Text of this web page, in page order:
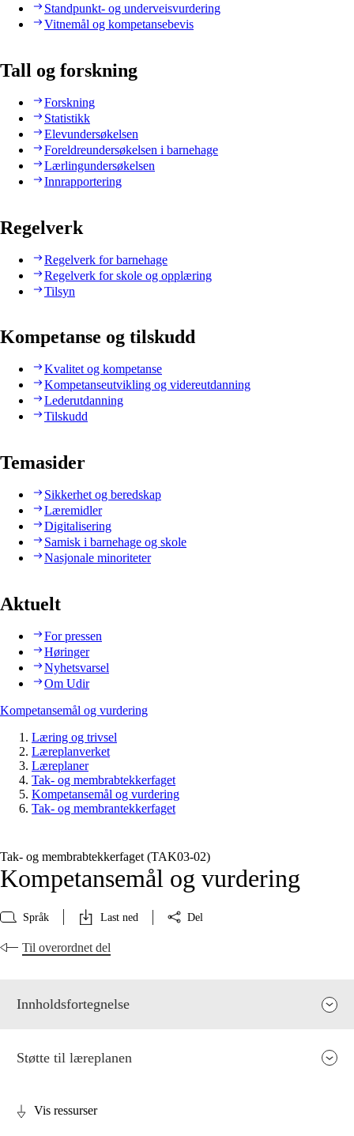
Standpunkt- og underveisvurdering
Vitnemål og kompetansebevis
Tall og forskning
Forskning
Statistikk
Elevundersøkelsen
Foreldreundersøkelsen i barnehage
Lærlingundersøkelsen
Innrapportering
Regelverk
Regelverk for barnehage
Regelverk for skole og opplæring
Tilsyn
Kompetanse og tilskudd
Kvalitet og kompetanse
Kompetanseutvikling og videreutdanning
Lederutdanning
Tilskudd
Temasider
Sikkerhet og beredskap
Læremidler
Digitalisering
Samisk i barnehage og skole
Nasjonale minoriteter
Aktuelt
For pressen
Høringer
Nyhetsvarsel
Om Udir
Kompetansemål og vurdering
Læring og trivsel
Læreplanverket
Læreplaner
Tak- og membrabtekkerfaget
Kompetansemål og vurdering
Tak- og membrantekkerfaget
Tak- og membrabtekkerfaget (TAK03‑02)
Kompetansemål og vurdering
Språk Last ned Del
Til overordnet del
Innholdsfortegnelse
Støtte til læreplanen
Vis ressurser